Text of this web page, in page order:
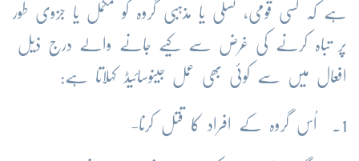
ہے کہ کسی قومی، نسلی یا مذہبی گروہ کو مکمل یا جزوی طور
پر تباہ کرنے کی غرض سے کیے جانے والے درج ذیل
افعال میں سے کوئی بھی عمل جینوسائیڈ کہلاتا ہے:
1. اُس گروہ کے افراد کا قتل کرنا-